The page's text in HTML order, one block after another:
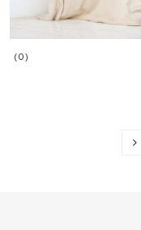
(0)